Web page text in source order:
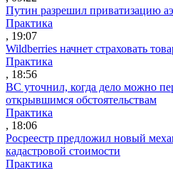
Путин разрешил приватизацию
Практика
, 19:07
Wildberries начнет страховать
Практика
, 18:56
ВС уточнил, когда дело можно
открывшимся обстоятельствам
Практика
, 18:06
Росреестр предложил новый
кадастровой стоимости
Практика